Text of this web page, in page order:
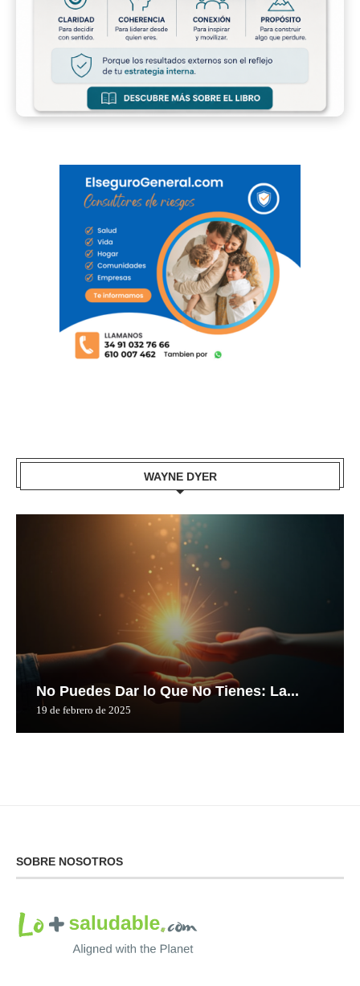
WAYNE DYER
No Puedes Dar lo Que No Tienes: La...
19 de febrero de 2025
SOBRE NOSOTROS